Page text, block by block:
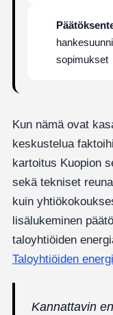
sopimukset
Kun nämä ovat
keskustelua
kartoitus Kuopion
sekä tekniset
kuin
lisälukeminen
taloyhtiöiden
Taloyhtiöiden
Kannattavin